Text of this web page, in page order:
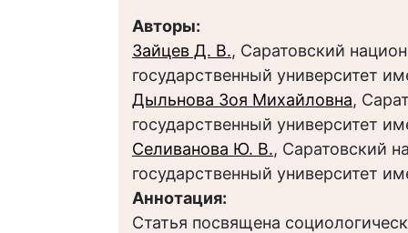
Авторы:
Зайцев Д. В., Саратовский
государственный университет
Дыльнова Зоя Михайловна,
государственный университет
Селиванова Ю. В., Саратовский
государственный университет
Аннотация:
Статья посвящена